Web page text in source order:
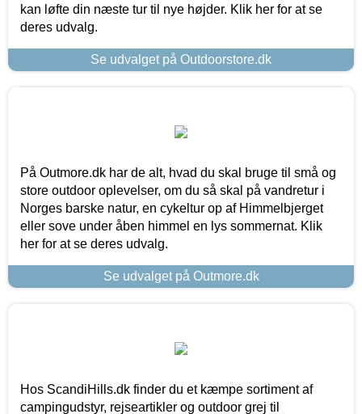
kan løfte din næste tur til nye højder. Klik her for at se
deres udvalg.
Se udvalget på Outdoorstore.dk
På Outmore.dk har de alt, hvad du skal bruge til små og
store outdoor oplevelser, om du så skal på vandretur i
Norges barske natur, en cykeltur op af Himmelbjerget
eller sove under åben himmel en lys sommernat. Klik
her for at se deres udvalg.
Se udvalget på Outmore.dk
Hos ScandiHills.dk finder du et kæmpe sortiment af
campingudstyr, rejseartikler og outdoor grej til